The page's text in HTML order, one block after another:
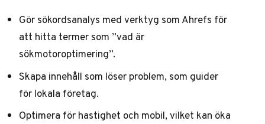
Gör sökordsanalys med verktyg som Ahrefs för
att hitta termer som ”vad är
sökmotoroptimering”.
Skapa innehåll som löser problem, som guider
för lokala företag.
Optimera för hastighet och mobil, vilket kan öka